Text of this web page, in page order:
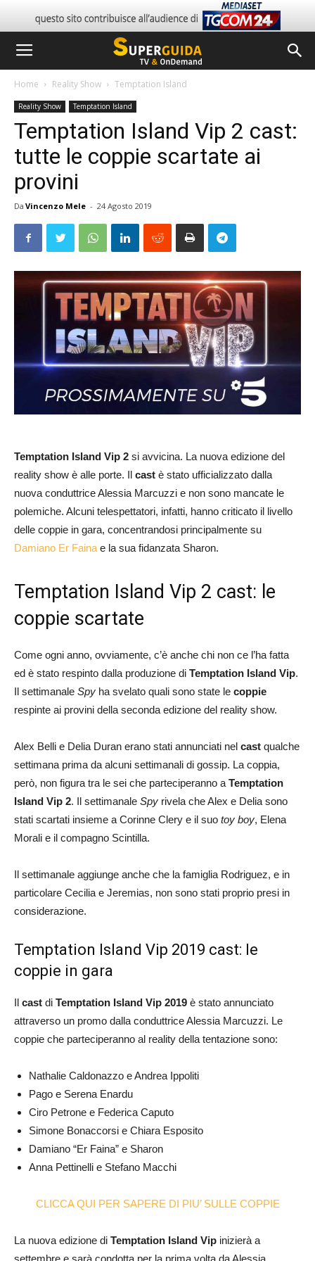
Home Reality Show Temptation Island
Reality Show Temptation Island
Temptation Island Vip 2 cast:
tutte le coppie scartate ai
provini
Da Vincenzo Mele - 24 Agosto 2019
Temptation Island Vip 2 si avvicina. La nuova edizione del
reality show è alle porte. Il cast è stato ufficializzato dalla
nuova conduttrice Alessia Marcuzzi e non sono mancate le
polemiche. Alcuni telespettatori, infatti, hanno criticato il livello
delle coppie in gara, concentrandosi principalmente su
Damiano Er Faina e la sua fidanzata Sharon.
Temptation Island Vip 2 cast: le
coppie scartate
Come ogni anno, ovviamente, c’è anche chi non ce l’ha fatta
ed è stato respinto dalla produzione di Temptation Island Vip.
Il settimanale Spy ha svelato quali sono state le coppie
respinte ai provini della seconda edizione del reality show.
Alex Belli e Delia Duran erano stati annunciati nel cast qualche
settimana prima da alcuni settimanali di gossip. La coppia,
però, non figura tra le sei che parteciperanno a Temptation
Island Vip 2. Il settimanale Spy rivela che Alex e Delia sono
stati scartati insieme a Corinne Clery e il suo toy boy, Elena
Morali e il compagno Scintilla.
Il settimanale aggiunge anche che la famiglia Rodriguez, e in
particolare Cecilia e Jeremias, non sono stati proprio presi in
considerazione.
Temptation Island Vip 2019 cast: le
coppie in gara
Il cast di Temptation Island Vip 2019 è stato annunciato
attraverso un promo dalla conduttrice Alessia Marcuzzi. Le
coppie che parteciperanno al reality della tentazione sono:
Nathalie Caldonazzo e Andrea Ippoliti
Pago e Serena Enardu
Ciro Petrone e Federica Caputo
Simone Bonaccorsi e Chiara Esposito
Damiano “Er Faina” e Sharon
Anna Pettinelli e Stefano Macchi
CLICCA QUI PER SAPERE DI PIU’ SULLE COPPIE
La nuova edizione di Temptation Island Vip inizierà a
settembre e sarà condotta per la prima volta da Alessia